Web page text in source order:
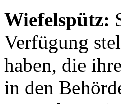
Wiefelspütz:
Verfügung
haben, die
in den